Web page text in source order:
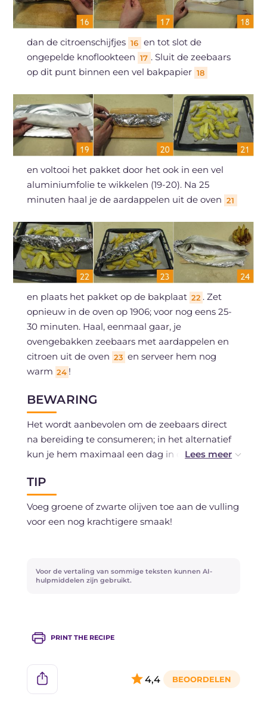
dan de citroenschijfjes 16 en tot slot de
ongepelde knoflookteen 17 . Sluit de zeebaars
op dit punt binnen een vel bakpapier 18
en voltooi het pakket door het ook in een vel
aluminiumfolie te wikkelen (19-20). Na 25
minuten haal je de aardappelen uit de oven 21
en plaats het pakket op de bakplaat 22 . Zet
opnieuw in de oven op 1906; voor nog eens 25-
30 minuten. Haal, eenmaal gaar, je
ovengebakken zeebaars met aardappelen en
citroen uit de oven 23 en serveer hem nog
warm 24 !
BEWARING
Het wordt aanbevolen om de zeebaars direct
na bereiding te consumeren; in het alternatief
kun je hem maximaal een dag in de koelkast
TIP
Voeg groene of zwarte olijven toe aan de vulling
voor een nog krachtigere smaak!
Voor de vertaling van sommige teksten kunnen AI-
hulpmiddelen zijn gebruikt.
PRINT THE RECIPE
4,4